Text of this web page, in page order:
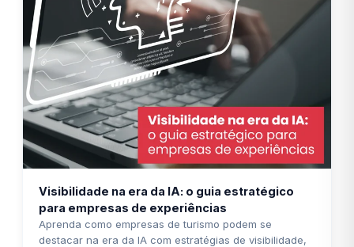
Visibilidade na era da IA: o guia estratégico
para empresas de experiências
Aprenda como empresas de turismo podem se
destacar na era da IA com estratégias de visibilidade,